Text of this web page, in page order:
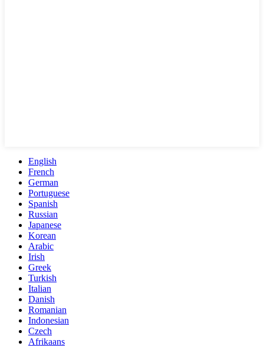
English
French
German
Portuguese
Spanish
Russian
Japanese
Korean
Arabic
Irish
Greek
Turkish
Italian
Danish
Romanian
Indonesian
Czech
Afrikaans